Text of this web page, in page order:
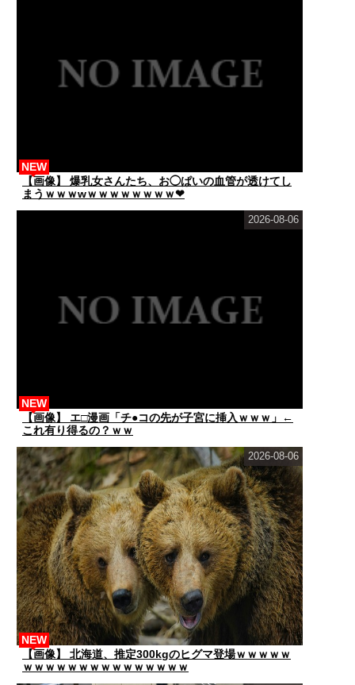
【画像】 爆乳女さんたち、お◯ぱいの血管が透けてし
まうｗｗｗwｗｗｗｗｗｗｗｗ❤
NEW
【画像】 エ□漫画「チ●コの先が子宮に挿入ｗｗｗ」←
これ有り得るの？ｗｗ
NEW
2026-08-06
【画像】 北海道、推定300kgのヒグマ登場ｗｗｗｗｗ
ｗｗｗｗｗｗｗｗｗｗｗｗｗｗｗ
NEW
2026-08-06